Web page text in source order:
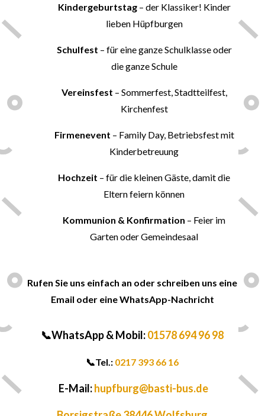
Kindergeburtstag– der Klassiker! Kinder
lieben Hüpfburgen
Schulfest – für eine ganze Schulklasse oder
die ganze Schule
Vereinsfest – Sommerfest, Stadtteilfest,
Kirchenfest
Firmenevent – Family Day, Betriebsfest mit
Kinderbetreuung
Hochzeit – für die kleinen Gäste, damit die
Eltern feiern können
Kommunion & Konfirmation – Feier im
Garten oder Gemeindesaal
Rufen Sie uns einfach an oder schreiben uns eine
Email oder eine WhatsApp-Nachricht
📞WhatsApp & Mobil:01578 694 96 98
📞Tel.: 0217 393 66 16
E-Mail:hupfburg@basti-bus.de